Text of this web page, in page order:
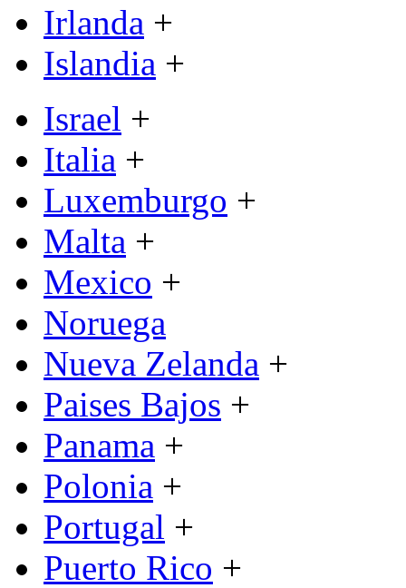
Irlanda +
Islandia +
Israel +
Italia +
Luxemburgo +
Malta +
Mexico +
Noruega
Nueva Zelanda +
Paises Bajos +
Panama +
Polonia +
Portugal +
Puerto Rico +